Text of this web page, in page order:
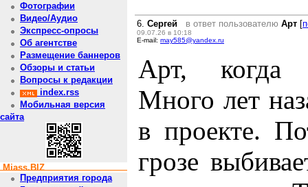
Фотографии
Видео/Аудио
Экспресс-опросы
Об агентстве
Размещение баннеров
Обзоры и статьи
Вопросы к редакции
index.rss
Мобильная версия
сайта
Miass.BIZ
Предприятия города
6. Сергей в ответ пользователю Арт [
09.07.26 в 10:18
E-mail: may585@yandex.ru
Арт, когда
Много лет
в проекте.
грозе